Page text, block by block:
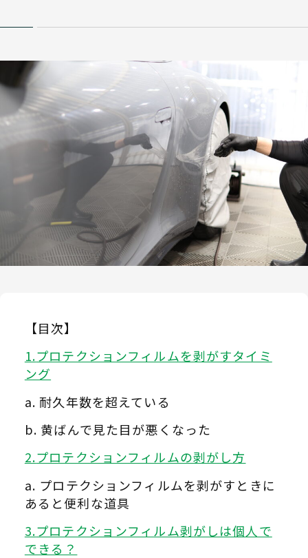
【目次】
プロテクションフィルムを剥がすタイミ
ング
耐久年数を超えている
黄ばんで見た目が悪くなった
プロテクションフィルムの剥がし方
プロテクションフィルムを剥がすときに
あると便利な道具
プロテクションフィルム剥がしは個人で
できる？